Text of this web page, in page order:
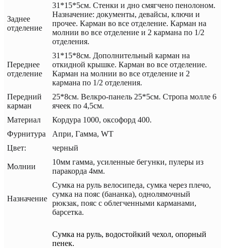
Заднее
отделение
31*15*5см. Стенки и дно смягчено пенолоном.
Назначение: документы, девайсы, ключи и
прочее. Карман во все отделение. Карман на
молнии во все отделение и 2 кармана по 1/2
отделения.
Переднее
отделение
31*15*8см. Дополнительный карман на
откидной крышке. Карман во все отделение.
Карман на молнии во все отделение и 2
кармана по 1/2 отделения.
Передний
карман
25*8см. Велкро-панель 25*5см. Стропа молле 6
ячеек по 4,5см.
Материал
Кордура 1000, оксофорд 400.
Фурнитура
Апри, Гамма, WT
Цвет:
черный
Молнии
10мм гамма, усиленные бегунки, пулеры из
паракорда 4мм.
Назначение
Сумка на руль велосипеда, сумка через плечо,
сумка на пояс (бананка), однолямочный
рюкзак, пояс с облегченными карманами,
барсетка.
Сумка на руль, водостойкий чехол, опорный
пенек.